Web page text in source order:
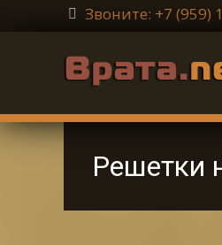
Звоните: +7 (959)
Решетки